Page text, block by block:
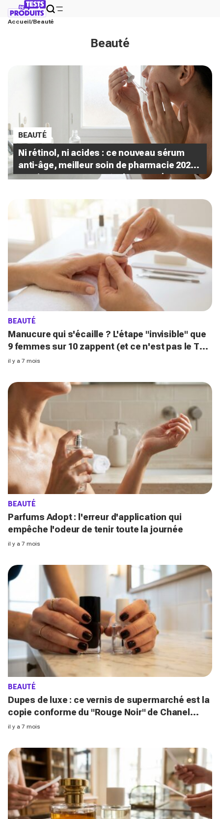
Accueil Beauté
Beauté
BEAUTÉ
Ni rétinol, ni acides : ce nouveau sérum
anti-âge, meilleur soin de pharmacie 2026,
va s'imposer partout (et le top 10 à
BEAUTÉ
Manucure qui s'écaille ? L'étape "invisible" que
9 femmes sur 10 zappent (et ce n'est pas le Top
Coat)
il y a 7 mois
BEAUTÉ
Parfums Adopt : l'erreur d'application qui
empêche l'odeur de tenir toute la journée
il y a 7 mois
BEAUTÉ
Dupes de luxe : ce vernis de supermarché est la
copie conforme du "Rouge Noir" de Chanel
(c'est bluffant !)
il y a 7 mois